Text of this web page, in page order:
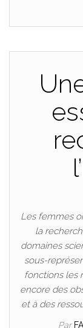
Les femmes
la
domaines
sous-
fonctions les
encore des
et à des
Par